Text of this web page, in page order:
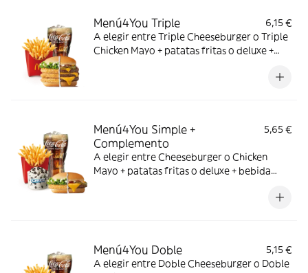
Menú4You Triple
6,15 €
A elegir entre Triple Cheeseburger o Triple
Chicken Mayo + patatas fritas o deluxe +
Menú4You Simple +
Complemento
5,65 €
A elegir entre Cheeseburger o Chicken
Mayo + patatas fritas o deluxe + bebida
Menú4You Doble
5,15 €
A elegir entre Doble Cheeseburger o Doble